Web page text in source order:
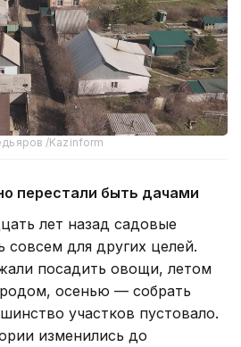
/Kazinform
перестали быть дачами
лет назад садовые
совсем для других целей.
посадить овощи, летом
осенью — собрать
участков пустовало.
изменились до